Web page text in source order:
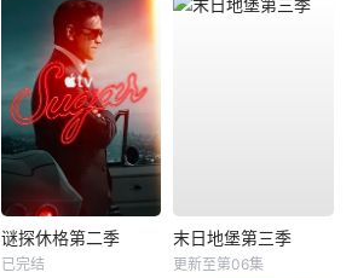
谜探休格第二季
已完结
末日地堡第三季
更新至第06集